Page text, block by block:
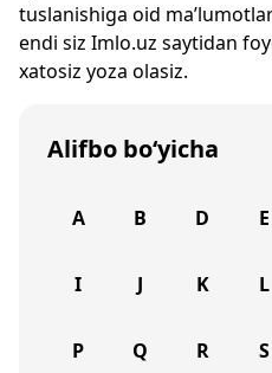
tuslanishiga oid
endi siz Imlo.uz saytidan
xatosiz yoza olasiz.
Alifbo bo‘yicha
A B D E
I J K L
P Q R S